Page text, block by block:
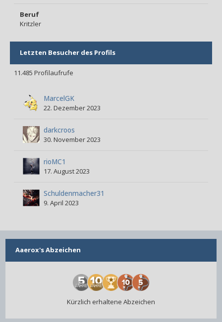
Beruf
Kritzler
Letzten Besucher des Profils
11.485 Profilaufrufe
MarcelGK
22. Dezember 2023
darkcroos
30. November 2023
rioMC1
17. August 2023
Schuldenmacher31
9. April 2023
Aaerox's Abzeichen
Kürzlich erhaltene Abzeichen